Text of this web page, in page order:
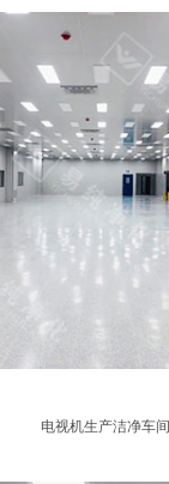
电视机生产洁净车间